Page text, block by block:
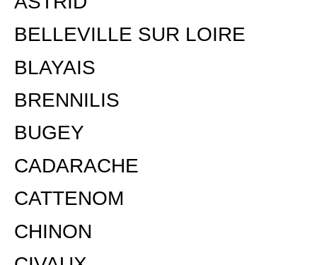
BELLEVILLE SUR LOIRE
BLAYAIS
BRENNILIS
BUGEY
CADARACHE
CATTENOM
CHINON